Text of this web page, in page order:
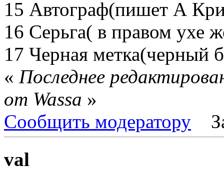
15 Автограф(пишет А
16 Серьга( в правом ухе
17 Черная метка(черный
« Последнее
от Wassa »
Сообщить модератору
val